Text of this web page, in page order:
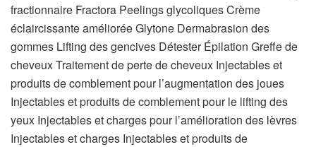
fractionnaire Fractora Peelings glycoliques Crème
éclaircissante améliorée Glytone Dermabrasion des
gommes Lifting des gencives Détester Épilation Greffe de
cheveux Traitement de perte de cheveux Injectables et
produits de comblement pour l’augmentation des joues
Injectables et produits de comblement pour le lifting des
yeux Injectables et charges pour l’amélioration des lèvres
Injectables et charges Injectables et produits de